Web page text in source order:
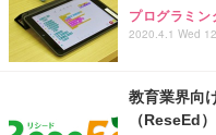
プログラミン
2020.4.1 Wed
教育業界向
（ReseEd